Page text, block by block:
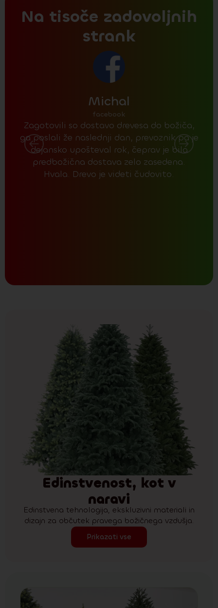
Na tisoče zadovoljnih
strank
Michal
facebook
Zagotovili so dostavo drevesa do božiča,
ga poslali že naslednji dan, prevoznik pa je
dejansko upošteval rok, čeprav je bila
predbožična dostava zelo zasedena.
Hvala. Drevo je videti čudovito.
Edinstvenost, kot v
naravi
Edinstvena tehnologija, ekskluzivni materiali in
dizajn za občutek pravega božičnega vzdušja.
Prikazati vse